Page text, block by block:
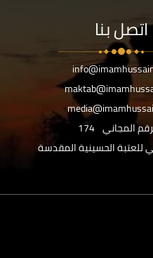
اتصل بنا
المجاني 174
للعتبة الحسينية المقدسة